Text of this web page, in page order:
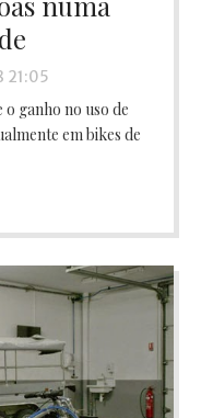
21:05
ganho no uso de
em bikes de